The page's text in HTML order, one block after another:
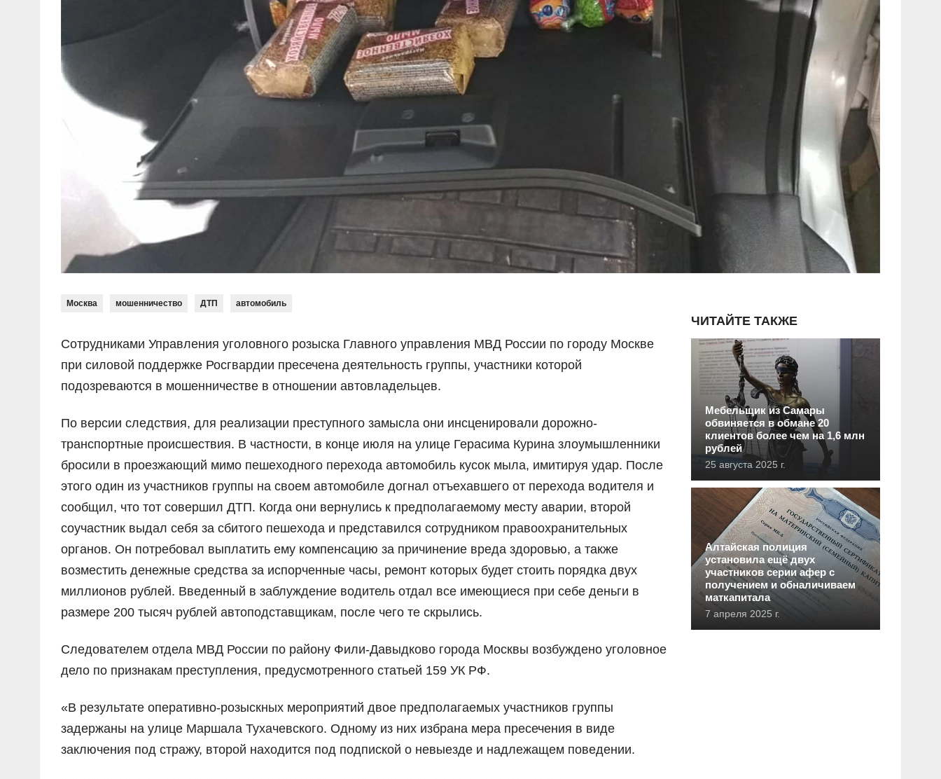
Москва мошенничество ДТП автомобиль
Сотрудниками Управления уголовного розыска Главного управления МВД России по городу Москве
при силовой поддержке Росгвардии пресечена деятельность группы, участники которой
подозреваются в мошенничестве в отношении автовладельцев.
По версии следствия, для реализации преступного замысла они инсценировали дорожно-
транспортные происшествия. В частности, в конце июля на улице Герасима Курина злоумышленники
бросили в проезжающий мимо пешеходного перехода автомобиль кусок мыла, имитируя удар. После
этого один из участников группы на своем автомобиле догнал отъехавшего от перехода водителя и
сообщил, что тот совершил ДТП. Когда они вернулись к предполагаемому месту аварии, второй
соучастник выдал себя за сбитого пешехода и представился сотрудником правоохранительных
органов. Он потребовал выплатить ему компенсацию за причинение вреда здоровью, а также
возместить денежные средства за испорченные часы, ремонт которых будет стоить порядка двух
миллионов рублей. Введенный в заблуждение водитель отдал все имеющиеся при себе деньги в
размере 200 тысяч рублей автоподставщикам, после чего те скрылись.
Следователем отдела МВД России по району Фили-Давыдково города Москвы возбуждено уголовное
дело по признакам преступления, предусмотренного статьей 159 УК РФ.
«В результате оперативно-розыскных мероприятий двое предполагаемых участников группы
задержаны на улице Маршала Тухачевского. Одному из них избрана мера пресечения в виде
заключения под стражу, второй находится под подпиской о невыезде и надлежащем поведении.
ЧИТАЙТЕ ТАКЖЕ
Мебельщик из Самары
обвиняется в обмане 20
клиентов более чем на 1,6 млн
рублей
25 августа 2025 г.
Алтайская полиция
установила ещё двух
участников серии афер с
получением и обналичиваем
маткапитала
7 апреля 2025 г.